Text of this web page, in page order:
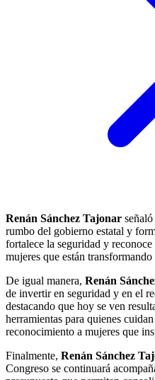
Renán Sánchez Tajonar
rumbo del gobierno estatal y
fortalece la seguridad y
mujeres que están
De igual manera, Renán
de invertir en seguridad y en el
destacando que hoy se ven
herramientas para quienes
reconocimiento a mujeres que
Finalmente, Renán Sánchez
Congreso se continuará